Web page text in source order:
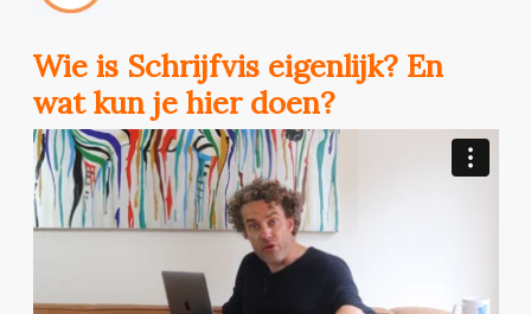
Wie is Schrijfvis eigenlijk? En
wat kun je hier doen?